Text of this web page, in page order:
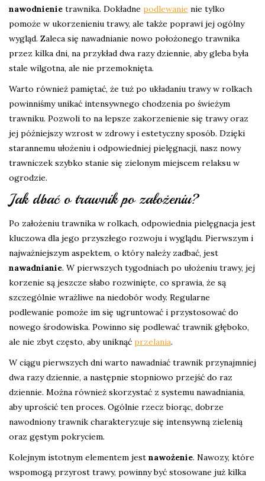
nawodnienie trawnika. Dokładne podlewanie nie tylko
pomoże w ukorzenieniu trawy, ale także poprawi jej ogólny
wygląd. Zaleca się nawadnianie nowo położonego trawnika
przez kilka dni, na przykład dwa razy dziennie, aby gleba była
stale wilgotna, ale nie przemoknięta.
Warto również pamiętać, że tuż po układaniu trawy w rolkach
powinniśmy unikać intensywnego chodzenia po świeżym
trawniku. Pozwoli to na lepsze zakorzenienie się trawy oraz
jej późniejszy wzrost w zdrowy i estetyczny sposób. Dzięki
starannemu ułożeniu i odpowiedniej pielęgnacji, nasz nowy
trawniczek szybko stanie się zielonym miejscem relaksu w
ogrodzie.
Jak dbać o trawnik po założeniu?
Po założeniu trawnika w rolkach, odpowiednia pielęgnacja jest
kluczowa dla jego przyszłego rozwoju i wyglądu. Pierwszym i
najważniejszym aspektem, o który należy zadbać, jest
nawadnianie. W pierwszych tygodniach po ułożeniu trawy, jej
korzenie są jeszcze słabo rozwinięte, co sprawia, że są
szczególnie wrażliwe na niedobór wody. Regularne
podlewanie pomoże im się ugruntować i przystosować do
nowego środowiska. Powinno się podlewać trawnik głęboko,
ale nie zbyt często, aby uniknąć przelania.
W ciągu pierwszych dni warto nawadniać trawnik przynajmniej
dwa razy dziennie, a następnie stopniowo przejść do raz
dziennie. Można również skorzystać z systemu nawadniania,
aby uprościć ten proces. Ogólnie rzecz biorąc, dobrze
nawodniony trawnik charakteryzuje się intensywną zielenią
oraz gęstym pokryciem.
Kolejnym istotnym elementem jest nawożenie. Nawozy, które
wspomogą przyrost trawy, powinny być stosowane już kilka